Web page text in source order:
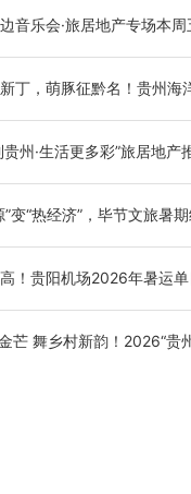
音乐会·旅居地产专场本周
丁，萌豚征黔名！贵州海
贵州·生活更多彩”旅居地产
”变“热经济”，毕节文旅暑
！贵阳机场2026年暑运单
芒 舞乡村新韵！2026“贵